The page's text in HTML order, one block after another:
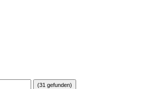
(31 gefunden)